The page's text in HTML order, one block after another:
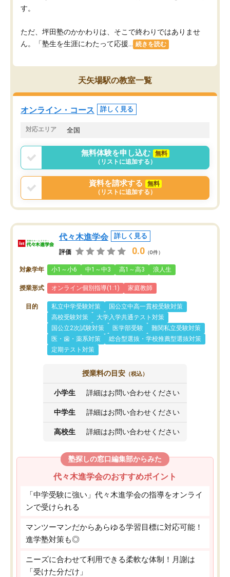
す。
ただ、坪田塾のかかわりは、そこで終わりではありませ
ん。「塾生を生涯にわたって応援...
続きを読む
天矢場駅の教室一覧
オンライン・コース 詳しく見る
対応エリア 全国
無料体験を申し込む
無料
（リストに追加する）
資料を請求する
無料
（リストに追加する）
代々木進学会 詳しく見る
評価 0.0 （0件）
対象学年 小1～小6 中1～中3 高1～高3 浪人生
授業形式 オンライン個別指導(1:1) 家庭教師
目的 私立中学受験対策
国公立中高一貫校受験対策
高校受験対策
大学入学共通テスト対策
国公立2次試験対策
医学部受験
難関私立受験対策
医・歯・薬系対策
総合型選抜・学校推薦型選抜対策
定期テスト対策
授業料の目安 （税込）
小学生 詳細はお問い合わせください
中学生 詳細はお問い合わせください
高校生 詳細はお問い合わせください
塾探しの窓口編集部からみた
代々木進学会のおすすめポイント
「中学受験に強い」代々木進学会の指導をオンライ
ンで受けられる
マンツーマンだからあらゆる学習目標に対応可能！
進学塾対策も◎
ニーズに合わせて利用できる柔軟な体制！月謝は
「受けた分だけ」